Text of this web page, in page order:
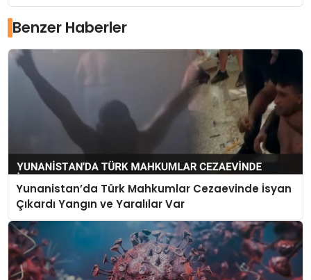
Benzer Haberler
Yunanistan’da Türk Mahkumlar Cezaevinde İsyan
Çıkardı Yangın ve Yaralılar Var